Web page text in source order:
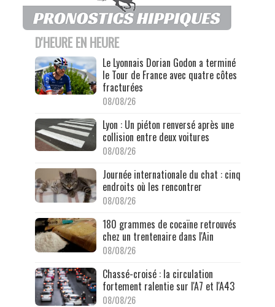
D'HEURE EN HEURE
Le Lyonnais Dorian Godon a terminé
le Tour de France avec quatre côtes
fracturées
08/08/26
Lyon : Un piéton renversé après une
collision entre deux voitures
08/08/26
Journée internationale du chat : cinq
endroits où les rencontrer
08/08/26
180 grammes de cocaïne retrouvés
chez un trentenaire dans l'Ain
08/08/26
Chassé-croisé : la circulation
fortement ralentie sur l'A7 et l'A43
08/08/26